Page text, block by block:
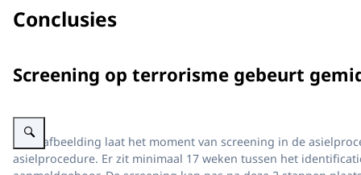
Conclusies
Screening op terrorisme gebeurt
Vergroot afbeelding Schematische weergave van de screening in de
Deze afbeelding laat het moment van screening in de
asielprocedure. Er zit minimaal 17 weken tussen het